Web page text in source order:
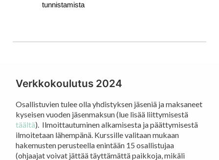
tunnistamista
Verkkokoulutus 2024
Osallistuvien tulee olla yhdistyksen jäseniä ja maksaneet
kyseisen vuoden jäsenmaksun (lue lisää liittymisestä
täältä). Ilmoittautuminen alkamisesta ja päättymisestä
ilmoitetaan lähempänä. Kurssille valitaan mukaan
hakemusten perusteella enintään 15 osallistujaa
(ohjaajat voivat jättää täyttämättä paikkoja, mikäli